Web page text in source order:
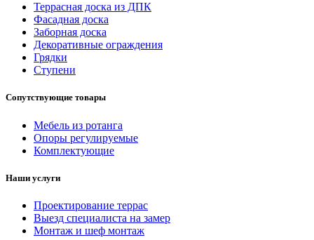
Террасная доска из ДПК
Фасадная доска
Заборная доска
Декоративные ограждения
Грядки
Ступени
Сопутствующие товары
Мебель из ротанга
Опоры регулируемые
Комплектующие
Наши услуги
Проектирование террас
Выезд специалиста на замер
Монтаж и шеф монтаж